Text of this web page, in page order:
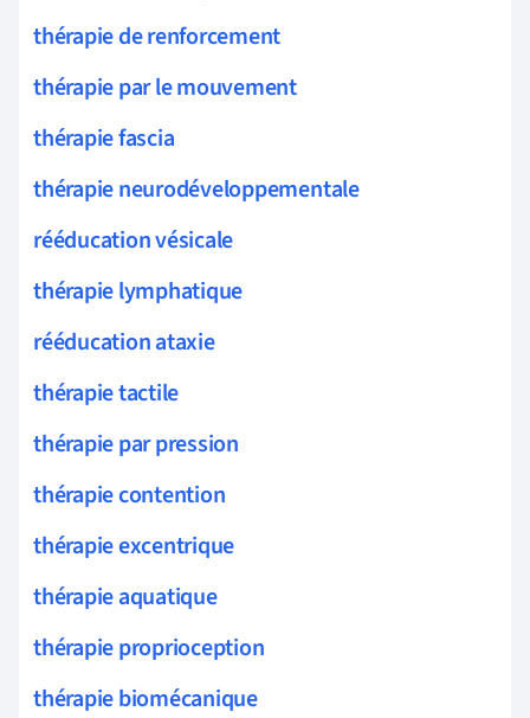
thérapie de renforcement
thérapie par le mouvement
thérapie fascia
thérapie neurodéveloppementale
rééducation vésicale
thérapie lymphatique
rééducation ataxie
thérapie tactile
thérapie par pression
thérapie contention
thérapie excentrique
thérapie aquatique
thérapie proprioception
thérapie biomécanique